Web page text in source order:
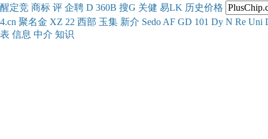
醒定竞 商标 评 企聘 D 360B 搜G 关健 易LK 历史价格
4.cn 聚名金 XZ 22 西部 玉集 新介 Sedo AF GD 101 Dy N Re Uni
表 信息 中介 知识